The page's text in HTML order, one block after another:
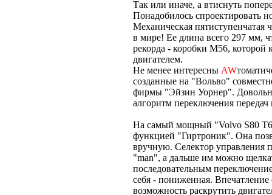
Так или иначе, а втиснуть
Понадобилось спроектировать
Механическая пятиступенчатая
в мире! Ее длина всего 297 мм,
рекорда - коробки М56,
двигателем.
Не менее интересны AW
созданные на "Вольво"
фирмы "Эйзин Уорнер".
алгоритм переключения
На самый мощный "Volvo S80
функцией "Гиртроник". Она
вручную. Селектор управления
"man", а дальше им можно
последовательным
себя - пониженная.
возможность раскрутить